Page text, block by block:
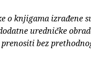
o knjigama izrađene
uredničke
bez